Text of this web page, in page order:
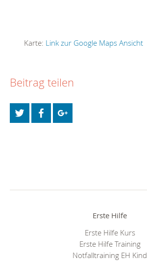
Karte: Link zur Google Maps Ansicht
Beitrag teilen
Erste Hilfe
Erste Hilfe Kurs
Erste Hilfe Training
Notfalltraining EH Kind